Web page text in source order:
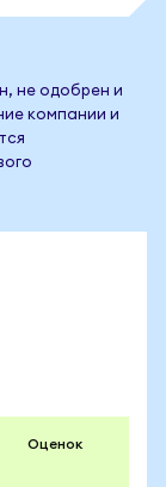
не одобрен и
компании и
Оценок